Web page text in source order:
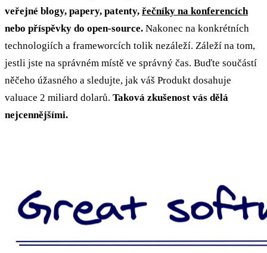
veřejné blogy, papery, patenty, řečníky na konferencích
nebo příspěvky do open-source. Nakonec na konkrétních
technologiích a frameworcích tolik nezáleží. Záleží na tom,
jestli jste na správném místě ve správný čas. Buďte součástí
něčeho úžasného a sledujte, jak váš Produkt dosahuje
valuace 2 miliard dolarů. Taková zkušenost vás dělá
nejcennějšími.